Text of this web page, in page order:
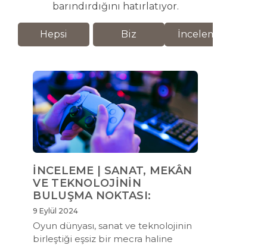
barındırdığını hatırlatıyor.
Hepsi Biz İnceleme
İNCELEME | SANAT, MEKÂN
VE TEKNOLOJİNİN
BULUŞMA NOKTASI:
9 Eylül 2024
Oyun dünyası, sanat ve teknolojinin
birleştiği eşsiz bir mecra haline